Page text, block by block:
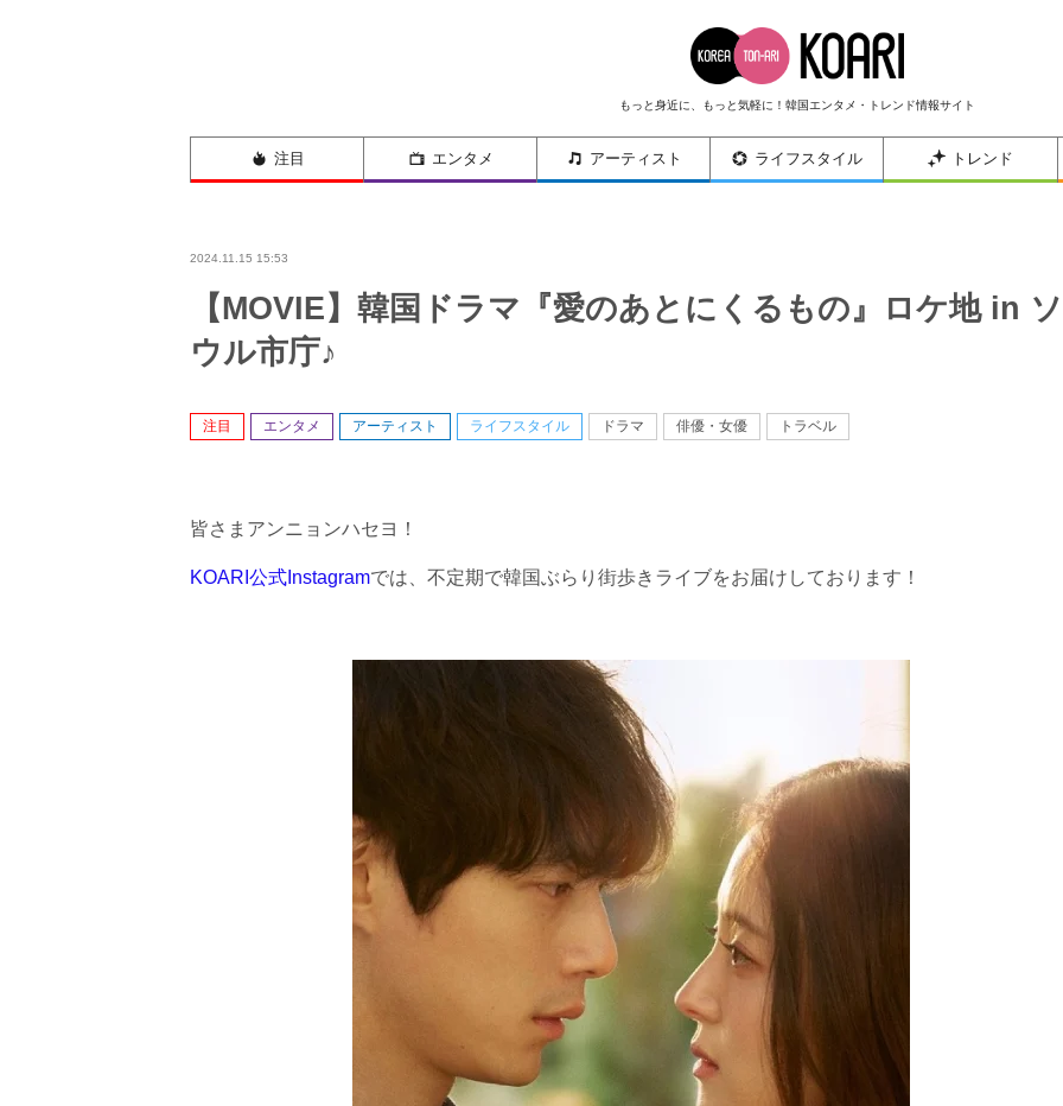
もっと身近に、もっと気軽に！韓国エンタメ・トレンド情報サイト
注目 エンタメ アーティスト ライフスタイル トレンド
2024.11.15 15:53
【MOVIE】韓国ドラマ『愛のあとにくるもの』ロケ地 in ソ
ウル市庁♪
注目 エンタメ アーティスト ライフスタイル ドラマ 俳優・女優 トラベル
皆さまアンニョンハセヨ！
KOARI公式Instagramでは、不定期で韓国ぶらり街歩きライブをお届けしております！